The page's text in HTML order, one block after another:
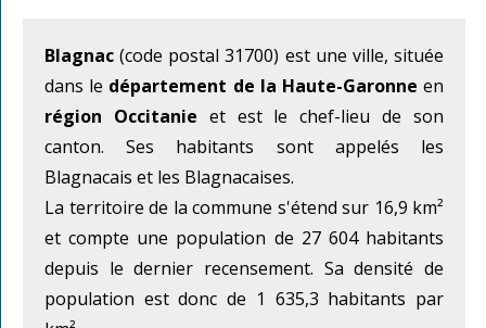
Blagnac (code postal 31700) est une ville, située
dans le département de la Haute-Garonne en
région Occitanie et est le chef-lieu de son
canton. Ses habitants sont appelés les
Blagnacais et les Blagnacaises.
La territoire de la commune s'étend sur 16,9 km²
et compte une population de 27 604 habitants
depuis le dernier recensement. Sa densité de
population est donc de 1 635,3 habitants par